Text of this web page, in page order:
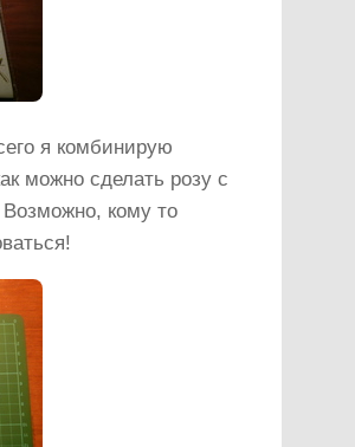
я комбинирую
можно сделать розу с
кому то